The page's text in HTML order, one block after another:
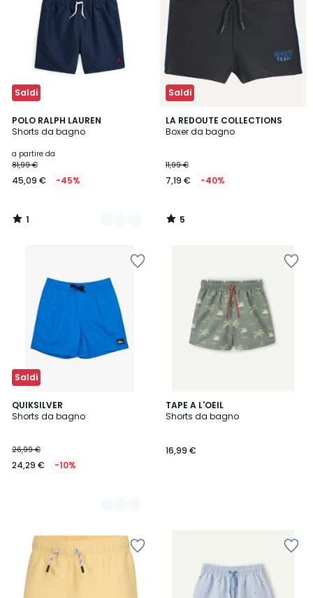
Saldi
POLO RALPH LAUREN
Shorts da bagno
a partire da
81,99 €
45,09 € -45%
1
/
5
Colori
1
/
Saldi
LA REDOUTE COLLECTIONS
Boxer da bagno
11,99 €
7,19 € -40%
5
/
5
/
Saldi
QUIKSILVER
Shorts da bagno
26,99 €
24,29 € -10%
3
Colori
TAPE A L'OEIL
Shorts da bagno
16,99 €